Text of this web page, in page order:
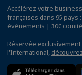
Accélérez votre
françaises dans 95 pays
événements | 300
Réservée exclusivement
l'International,